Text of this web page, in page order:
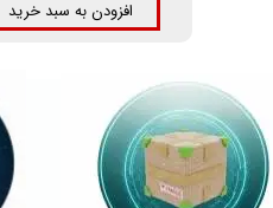
افزودن به سبد خرید